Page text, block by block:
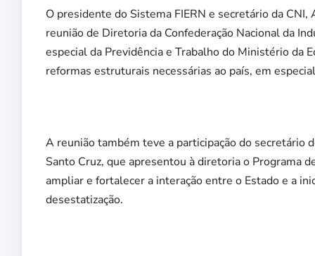
O presidente do Sistema FIERN e secretário da
reunião de Diretoria da Confederação Nacional da
especial da Previdência e Trabalho do Ministério da
reformas estruturais necessárias ao país, em
A reunião também teve a participação do secretário
Santo Cruz, que apresentou à diretoria o Programa
ampliar e fortalecer a interação entre o Estado e a
desestatização.